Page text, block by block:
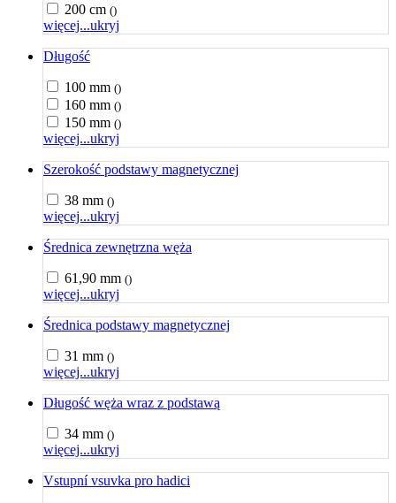
200 cm ()
więcej...ukryj
Długość
100 mm ()
160 mm ()
150 mm ()
więcej...ukryj
Szerokość podstawy magnetycznej
38 mm ()
więcej...ukryj
Średnica zewnętrzna węża
61,90 mm ()
więcej...ukryj
Średnica podstawy magnetycznej
31 mm ()
więcej...ukryj
Długość węża wraz z podstawą
34 mm ()
więcej...ukryj
Vstupní vsuvka pro hadici